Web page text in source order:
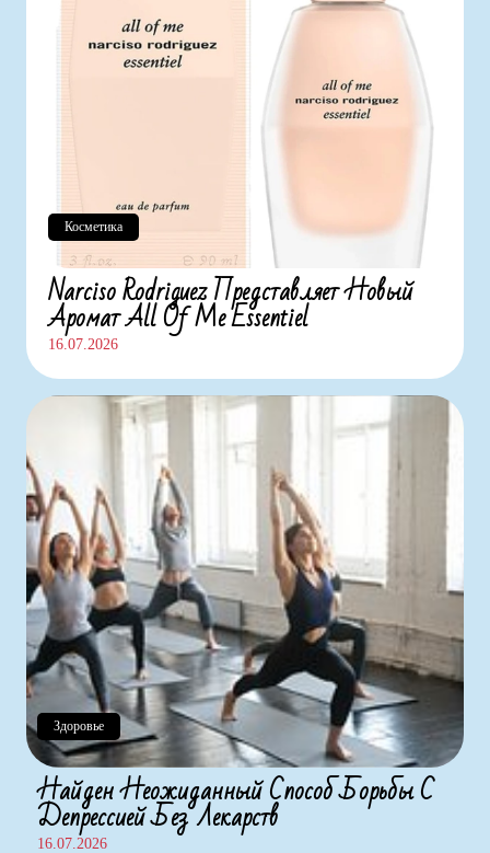
Narciso Rodriguez Представляет Новый
Аромат All Of Me Essentiel
16.07.2026
Косметика
Здоровье
Найден Неожиданный Способ Борьбы С
Депрессией Без Лекарств
16.07.2026